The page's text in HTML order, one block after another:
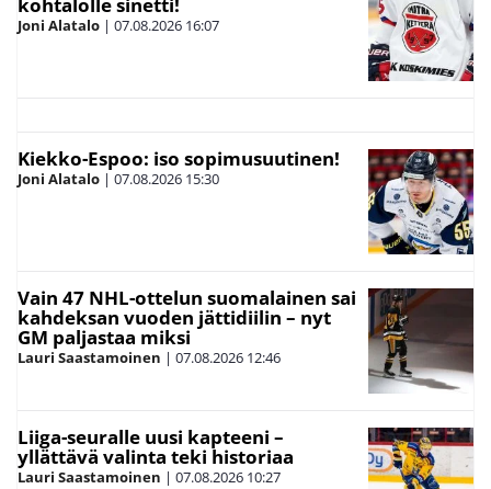
kohtalolle sinetti!
Joni Alatalo | 07.08.2026 16:07
Kiekko-Espoo: iso sopimusuutinen!
Joni Alatalo | 07.08.2026 15:30
Vain 47 NHL-ottelun suomalainen sai
kahdeksan vuoden jättidiilin – nyt
GM paljastaa miksi
Lauri Saastamoinen | 07.08.2026 12:46
Liiga-seuralle uusi kapteeni –
yllättävä valinta teki historiaa
Lauri Saastamoinen | 07.08.2026 10:27